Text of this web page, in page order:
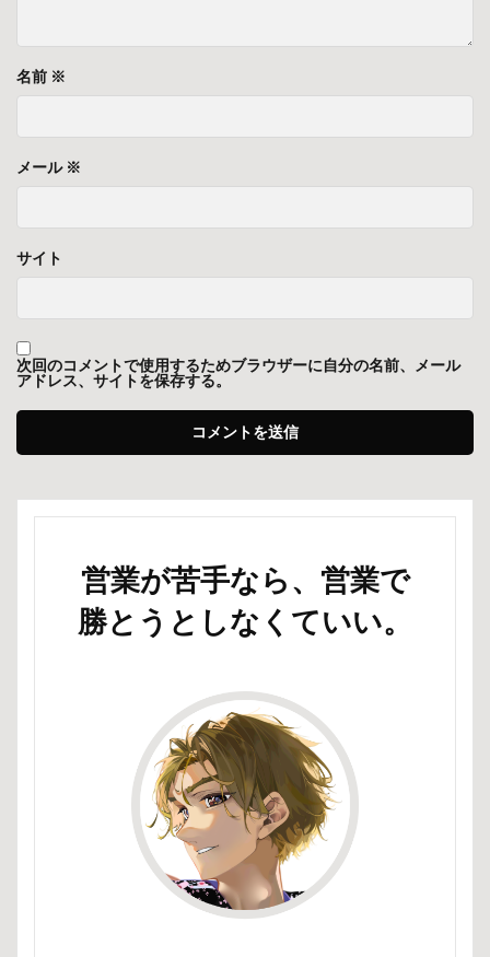
名前 ※
メール ※
サイト
次回のコメントで使用するためブラウザーに自分の名前、メール
アドレス、サイトを保存する。
営業が苦手なら、営業で
勝とうとしなくていい。